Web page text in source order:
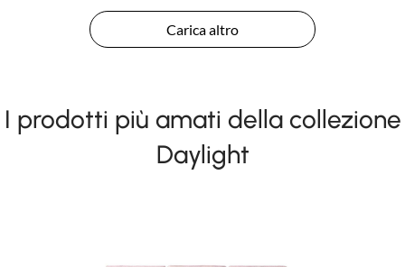
Carica altro
I prodotti più amati della collezione
Daylight